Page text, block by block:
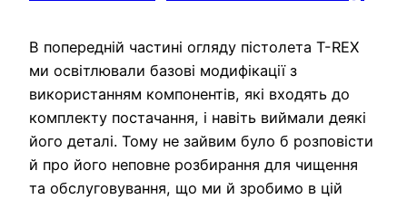
В попередній частині огляду пістолета T-REX
ми освітлювали базові модифікації з
використанням компонентів, які входять до
комплекту постачання, і навіть виймали деякі
його деталі. Тому не зайвим було б розповісти
й про його неповне розбирання для чищення
та обслуговування, що ми й зробимо в цій